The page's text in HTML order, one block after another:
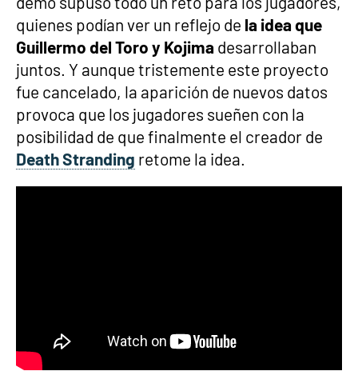
quienes podían ver un reflejo de la idea que
Guillermo del Toro y Kojima desarrollaban
juntos. Y aunque tristemente este proyecto
fue cancelado, la aparición de nuevos datos
provoca que los jugadores sueñen con la
posibilidad de que finalmente el creador de
Death Stranding retome la idea.